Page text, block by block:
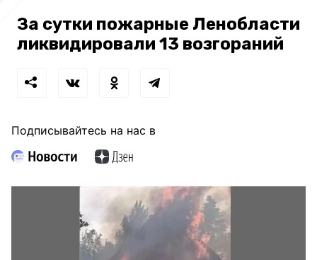
За сутки пожарные Ленобласти
ликвидировали 13 возгораний
Подписывайтесь на нас в